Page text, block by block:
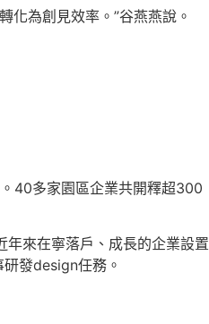
化為創見效率。”谷燕燕說。
40多家園區企業共開釋超300
年來在寧落戶、成長的企業設置
發design任務。